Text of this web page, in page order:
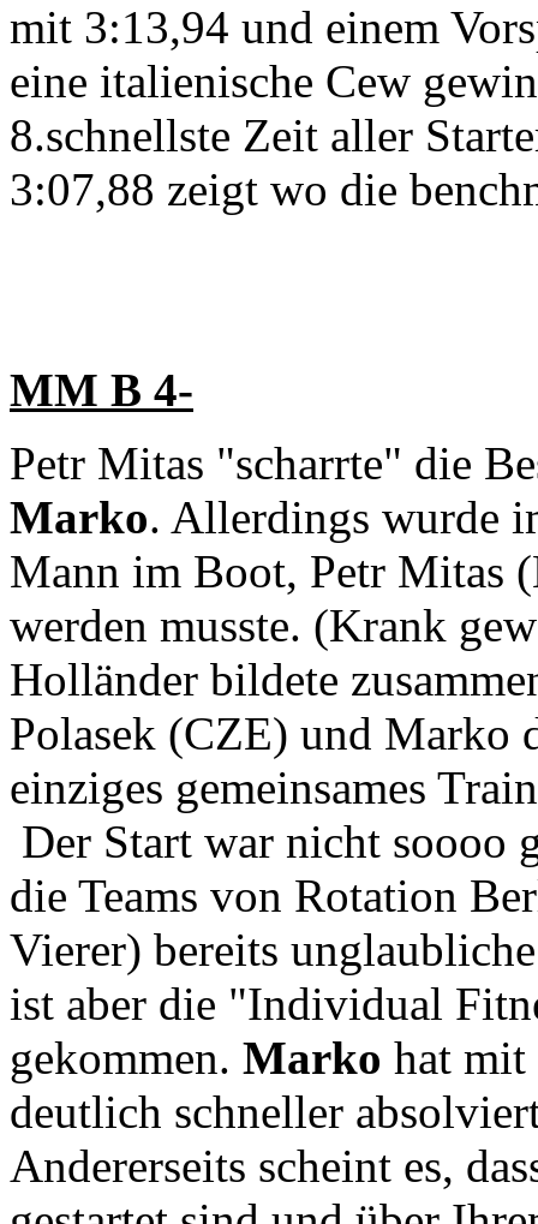
mit 3:13,94 und einem
eine italienische Cew
8.schnellste Zeit aller
3:07,88 zeigt wo die
MM B 4-
Petr Mitas "scharrte" die
Marko. Allerdings wurde
Mann im Boot, Petr Mitas
werden musste. (Krank
Holländer bildete
Polasek (CZE) und Marko
einziges gemeinsames
Der Start war nicht soooo
die Teams von Rotation
Vierer) bereits
ist aber die "Individual
gekommen. Marko hat mit
deutlich schneller
Andererseits scheint es,